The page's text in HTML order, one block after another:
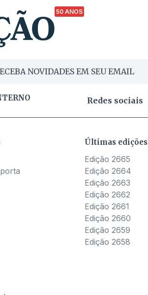
50 ANOS
NOVIDADES EM SEU EMAIL
Redes sociais
Últimas edições
Edição 2665
Edição 2664
Edição 2663
Edição 2662
Edição 2661
Edição 2660
Edição 2659
Edição 2658